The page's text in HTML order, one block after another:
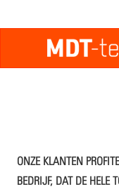
ONZE KLANTEN
BEDRIJF, DAT DE HELE